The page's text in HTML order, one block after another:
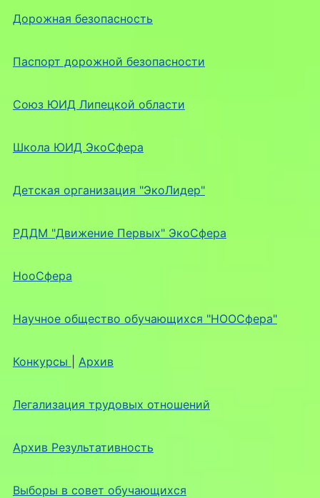
Дорожная безопасность
Паспорт дорожной безопасности
Союз ЮИД Липецкой области
Школа ЮИД ЭкоСфера
Детская организация "ЭкоЛидер"
РДДМ "Движение Первых" ЭкоСфера
НооСфера
Научное общество обучающихся "НООСфера"
Конкурсы Архив
Легализация трудовых отношений
Архив Результативность
Выборы в совет обучающихся